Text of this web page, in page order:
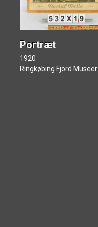
Portræt
1920
Ringkøbing Fjord Museer